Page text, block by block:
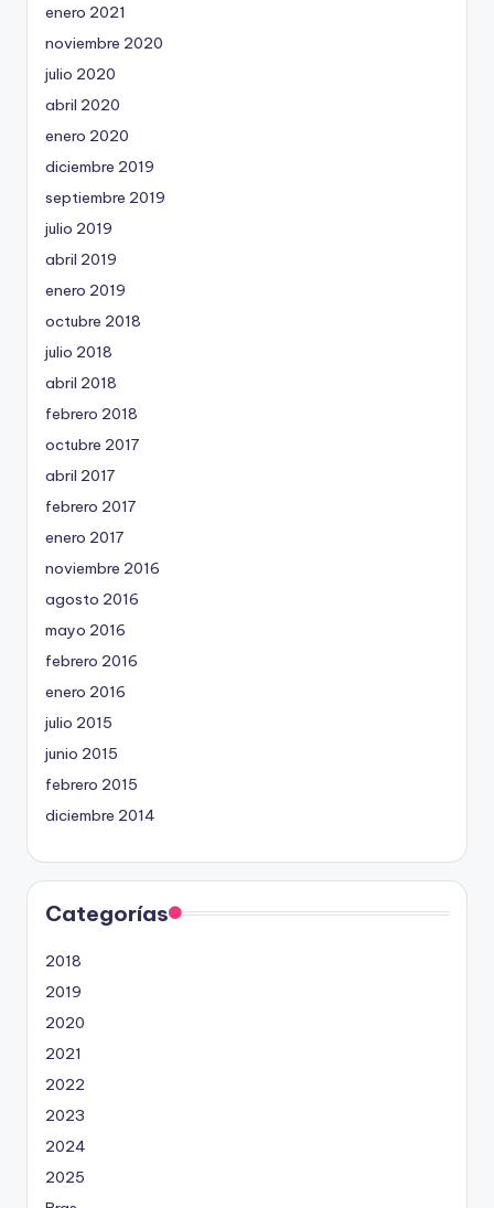
enero 2021
noviembre 2020
julio 2020
abril 2020
enero 2020
diciembre 2019
septiembre 2019
julio 2019
abril 2019
enero 2019
octubre 2018
julio 2018
abril 2018
febrero 2018
octubre 2017
abril 2017
febrero 2017
enero 2017
noviembre 2016
agosto 2016
mayo 2016
febrero 2016
enero 2016
julio 2015
junio 2015
febrero 2015
diciembre 2014
Categorías
2018
2019
2020
2021
2022
2023
2024
2025